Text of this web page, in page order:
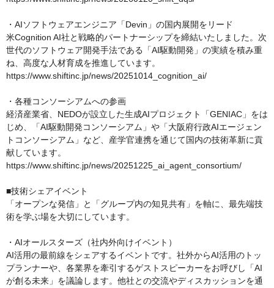
・AIソフトウェアエンジニア「Devin」の国内展開をリード
米Cognition AI社と戦略的パートナーシップを締結いたしました。次
世代のソフトウェア開発手法である「AI駆動開発」の実績を積み重
ね、高度な人材育成を推進しています。
https://www.shiftinc.jp/news/20251014_cognition_ai/
・各種コンソーシアムへの参画
経済産業省、NEDOが設立した生成AIプロジェクト「GENIAC」をは
じめ、「AI駆動開発コンソーシアム」や「大阪府行政AIエージェン
トコンソーシアム」など、産学官連携を通じて国内の技術革新に貢
献しています。
https://www.shiftinc.jp/news/20251225_ai_agent_consortium/
■技術シェアイベント
「オープンな発信」と「グループ内の知見共有」を軸に、最先端技
術を学ぶ場を大切にしています。
・AIオールスターズ（社内外向けイベント）
AI活用の最前線をシェアするイベントです。社外からAI活用のトッ
プランナーや、各業界を牽引するゲストスピーカーをお呼びし「AI
が創る未来」を議論します。他社との交流やディスカッションを通